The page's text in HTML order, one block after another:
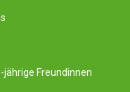
jährige Freundinnen